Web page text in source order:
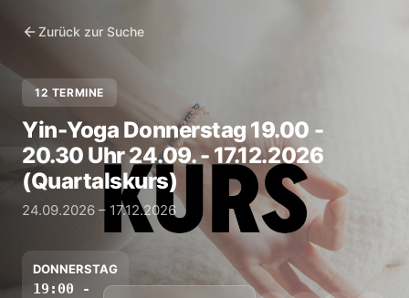
Zurück zur Suche
12 TERMINE
Yin-Yoga Donnerstag 19.00 -
20.30 Uhr 24.09. - 17.12.2026
(Quartalskurs)
24.09.2026 – 17.12.2026
DONNERSTAG
19:00 -